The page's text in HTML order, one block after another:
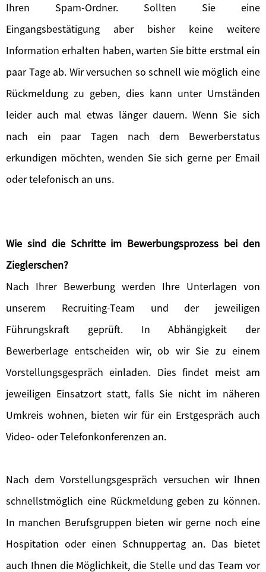
Ihren Spam-Ordner. Sollten Sie eine
Eingangsbestätigung aber bisher keine weitere
Information erhalten haben, warten Sie bitte erstmal ein
paar Tage ab. Wir versuchen so schnell wie möglich eine
Rückmeldung zu geben, dies kann unter Umständen
leider auch mal etwas länger dauern. Wenn Sie sich
nach ein paar Tagen nach dem Bewerberstatus
erkundigen möchten, wenden Sie sich gerne per Email
oder telefonisch an uns.
Wie sind die Schritte im Bewerbungsprozess bei den
Zieglerschen?
Nach Ihrer Bewerbung werden Ihre Unterlagen von
unserem Recruiting-Team und der jeweiligen
Führungskraft geprüft. In Abhängigkeit der
Bewerberlage entscheiden wir, ob wir Sie zu einem
Vorstellungsgespräch einladen. Dies findet meist am
jeweiligen Einsatzort statt, falls Sie nicht im näheren
Umkreis wohnen, bieten wir für ein Erstgespräch auch
Video- oder Telefonkonferenzen an.
Nach dem Vorstellungsgespräch versuchen wir Ihnen
schnellstmöglich eine Rückmeldung geben zu können.
In manchen Berufsgruppen bieten wir gerne noch eine
Hospitation oder einen Schnuppertag an. Das bietet
auch Ihnen die Möglichkeit, die Stelle und das Team vor